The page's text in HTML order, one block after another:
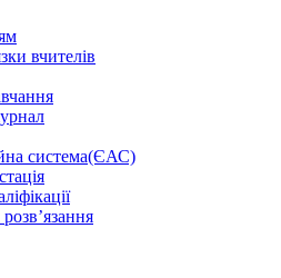
вчителів
система(ЄАС)